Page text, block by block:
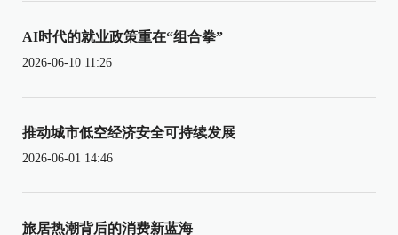
AI时代的就业政策重在“组合拳”
2026-06-10 11:26
推动城市低空经济安全可持续发展
2026-06-01 14:46
旅居热潮背后的消费新蓝海